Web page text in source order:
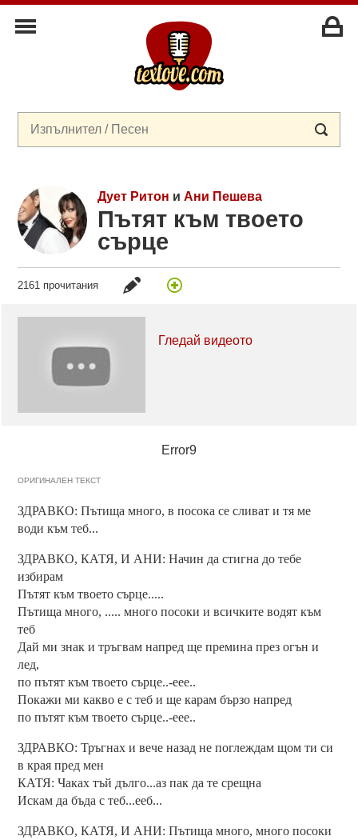
Дует Ритон и Ани Пешева
Пътят към твоето
сърце
2161 прочитания
Гледай видеото
Error9
ОРИГИНАЛЕН ТЕКСТ
ЗДРАВКО: Пътища много, в посока се сливат и тя ме
води към теб...
ЗДРАВКО, КАТЯ, И АНИ: Начин да стигна до тебе
избирам
Пътят към твоето сърце.....
Пътища много, ..... много посоки и всичките водят към
теб
Дай ми знак и тръгвам напред ще премина през огън и
лед,
по пътят към твоето сърце..-еее..
Покажи ми какво е с теб и ще карам бързо напред
по пътят към твоето сърце..-еее..
ЗДРАВКО: Тръгнах и вече назад не поглеждам щом ти си
в края пред мен
КАТЯ: Чаках тъй дълго...аз пак да те срещна
Искам да бъда с теб...ееб...
ЗДРАВКО, КАТЯ, И АНИ: Пътища много, много посоки